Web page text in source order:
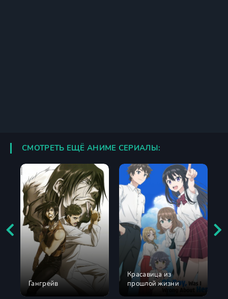
СМОТРЕТЬ ЕЩЁ АНИМЕ СЕРИАЛЫ:
Гангрейв
Красавица из
прошлой жизни